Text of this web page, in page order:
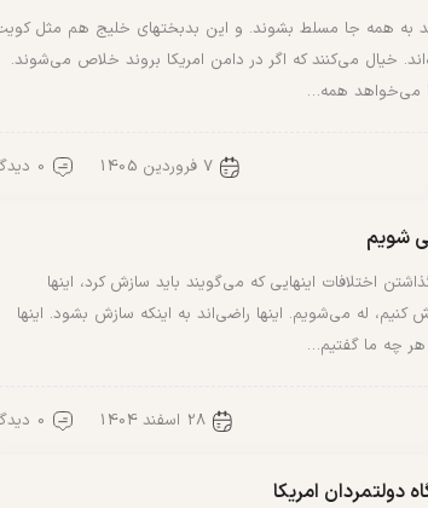
به همه جا مسلط بشوند. و این بدبختهای خلیج هم مثل
خیال می‌کنند که اگر در دامن امریکا بروند خلاص می‌شوند.
می‌خواهد همه…
7 فروردین 1405 0 دیدگاه
شویم
اختلافات‌ اینهایی که می‌گویند باید سازش کرد، اینها
کنیم، له می‌شویم. اینها راضی‌اند به اینکه سازش بشود. اینها
چه ما گفتیم…
28 اسفند 1404 0 دیدگاه
دولتمردان امریکا